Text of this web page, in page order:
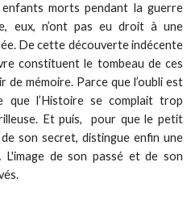
morts pendant la guerre
eux, n’ont pas eu droit à une
De cette découverte indécente
constituent le tombeau de ces
mémoire. Parce que l’oubli est
que l’Histoire se complait trop
Et puis, pour que le petit
son secret, distingue enfin une
de son passé et de son